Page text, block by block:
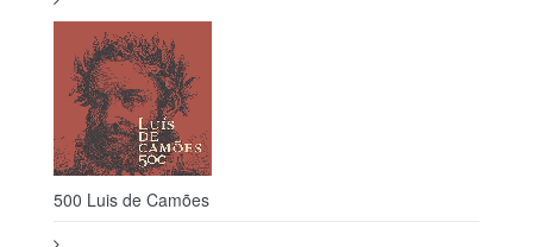
500 Luis de Camões